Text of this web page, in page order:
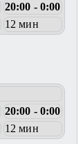
20:00 - 0:00
12 мин
20:00 - 0:00
12 мин